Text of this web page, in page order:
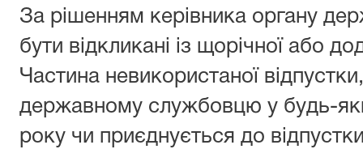
За рішенням керівника органу
бути відкликані із щорічної або
Частина невикористаної
державному службовцю у будь-
року чи приєднується до